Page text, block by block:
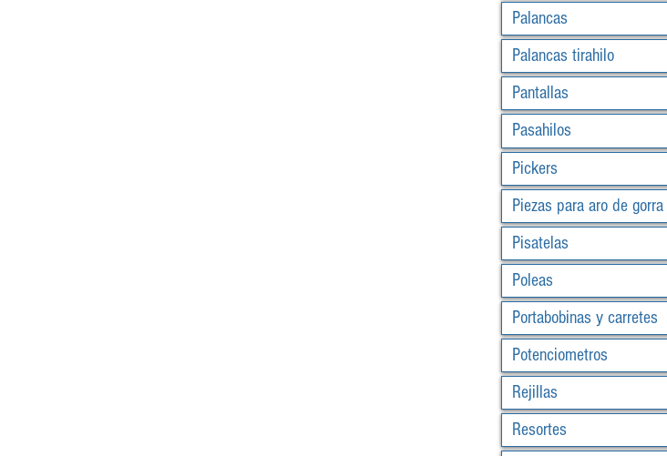
Palancas
Palancas tirahilo
Pantallas
Pasahilos
Pickers
Piezas para aro de gorra
Pisatelas
Poleas
Portabobinas y carretes
Potenciometros
Rejillas
Resortes